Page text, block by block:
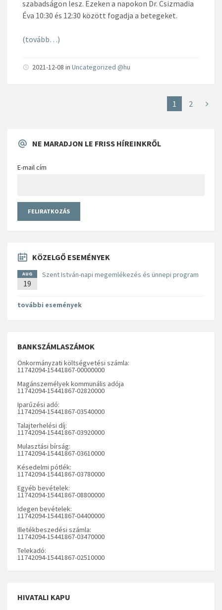
szabadságon lesz. Ezeken a napokon Dr. Csizmadia
Éva 10:30 és 12:30 között fogadja a betegeket.
(tovább…)
2021-12-08 in Uncategorized @hu
1 2
NE MARADJON LE FRISS HÍREINKRŐL
E-mail cím
KÖZELGŐ ESEMÉNYEK
AUG
19
Szent István-napi megemlékezés és ünnepi program
további események
BANKSZÁMLASZÁMOK
Önkormányzati költségvetési számla:
11742094-15441867-00000000
Magánszemélyek kommunális adója
11742094-15441867-02820000
Iparűzési adó:
11742094-15441867-03540000
Talajterhelési díj:
11742094-15441867-03920000
Mulasztási bírság:
11742094-15441867-03610000
Késedelmi pótlék:
11742094-15441867-03780000
Egyéb bevételek:
11742094-15441867-08800000
Idegen bevételek:
11742094-15441867-04400000
Illetékbeszedési számla:
11742094-15441867-03470000
Telekadó:
11742094-15441867-02510000
HIVATALI KAPU